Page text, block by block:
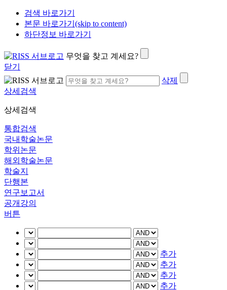
검색 바로가기
본문 바로가기(skip to content)
하단정보 바로가기
무엇을 찾고 계세요?
닫기
삭제
상세검색
상세검색
통합검색
국내학술논문
학위논문
해외학술논문
학술지
단행본
연구보고서
공개강의
버튼
추가
추가
추가
추가